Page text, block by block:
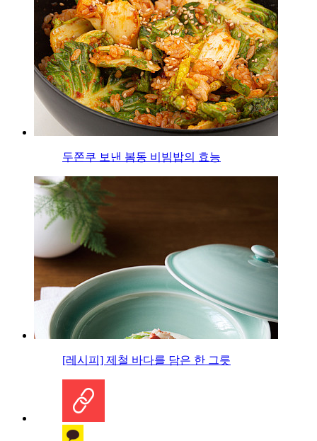
두쫀쿠 보낸 봄동 비빔밥의 효능
[레시피] 제철 바다를 담은 한 그릇